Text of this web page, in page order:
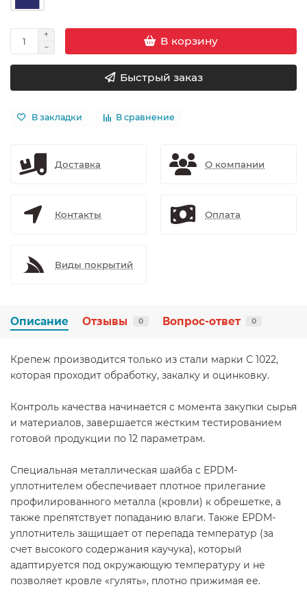
В корзину
Быстрый заказ
В закладки В сравнение
Доставка О компании
Контакты Оплата
Виды покрытий
Описание Отзывы 0 Вопрос-ответ 0
Крепеж производится только из стали марки С 1022,
которая проходит обработку, закалку и оцинковку.
Контроль качества начинается с момента закупки сырья
и материалов, завершается жестким тестированием
готовой продукции по 12 параметрам.
Специальная металлическая шайба с ЕРDМ-
уплотнителем обеспечивает плотное прилегание
профилированного металла (кровли) к обрешетке, а
также препятствует попаданию влаги. Также ЕРDМ-
уплотнитель защищает от перепада температур (за
счет высокого содержания каучука), который
адаптируется под окружающую температуру и не
позволяет кровле «гулять», плотно прижимая ее.